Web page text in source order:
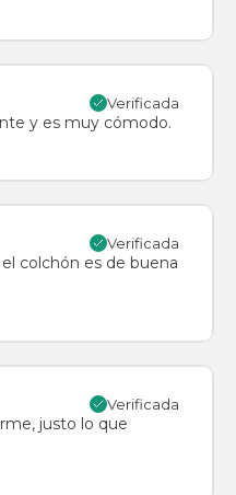
Verificada
y es muy cómodo.
Verificada
colchón es de buena
Verificada
justo lo que